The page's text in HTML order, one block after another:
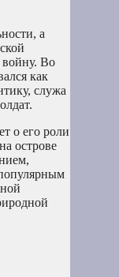
а
Во
как
служа
о его роли
острове